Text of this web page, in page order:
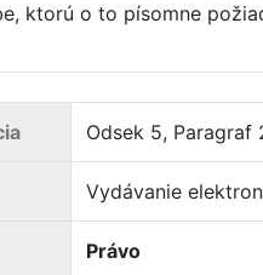
ktorú o to písomne
Odsek 5, Paragraf
Vydávanie
Právo